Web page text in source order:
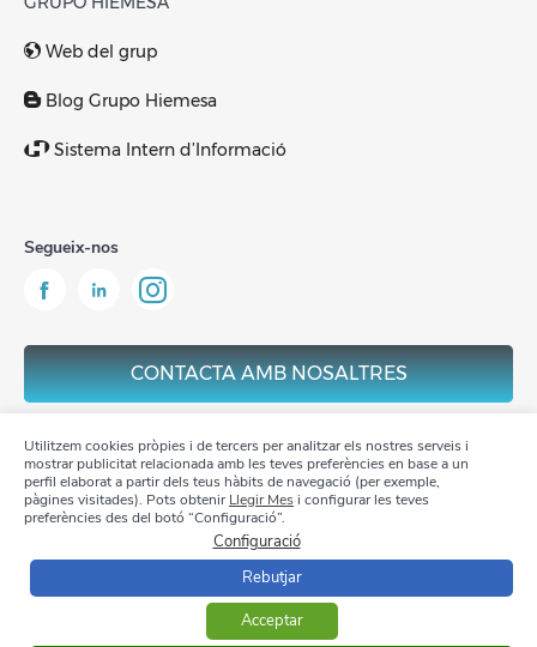
Web del grup
Blog Grupo Hiemesa
Sistema Intern d’Informació
Segueix-nos
CONTACTA AMB NOSALTRES
Avis Legal
Política de privacitat
Política de Cookies
Utilitzem cookies pròpies i de tercers per analitzar els nostres serveis i
mostrar publicitat relacionada amb les teves preferències en base a un
perfil elaborat a partir dels teus hàbits de navegació (per exemple,
pàgines visitades). Pots obtenirLlegir Mesi configurar les teves
preferències des del botó “Configuració”.
Configuració
Rebutjar
Acceptar